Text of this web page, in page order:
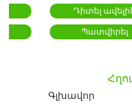
Դիտել ավելին
Պատվիրել
Գլխավոր